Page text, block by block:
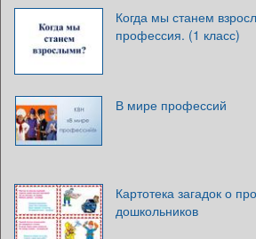
Когда мы станем
профессия. (1 класс)
В мире профессий
Картотека загадок о
дошкольников